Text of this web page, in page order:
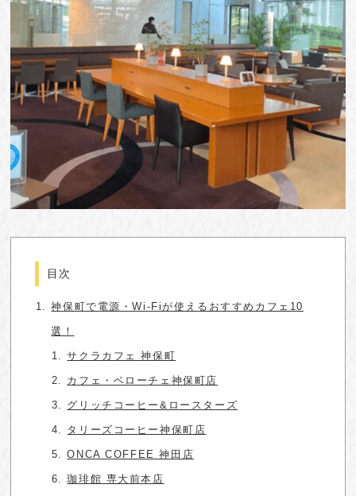
目次
神保町で電源・Wi-Fiが使えるおすすめカフェ10
選！
サクラカフェ 神保町
カフェ・ベローチェ神保町店
グリッチコーヒー&ロースターズ
タリーズコーヒー神保町店
ONCA COFFEE 神田店
珈琲館 専大前本店